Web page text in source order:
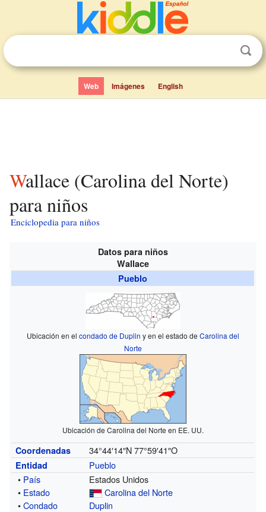
Web Imágenes English
Wallace (Carolina del Norte)
para niños
Enciclopedia para niños
Datos para niños
Wallace
Pueblo
Ubicación en el condado de Duplin y en el estado de Carolina del
Norte
Ubicación de Carolina del Norte en EE. UU.
Coordenadas 34°44′14″N 77°59′41″O
Entidad
Pueblo
• País
Estados Unidos
• Estado
Carolina del Norte
•Condado Duplin